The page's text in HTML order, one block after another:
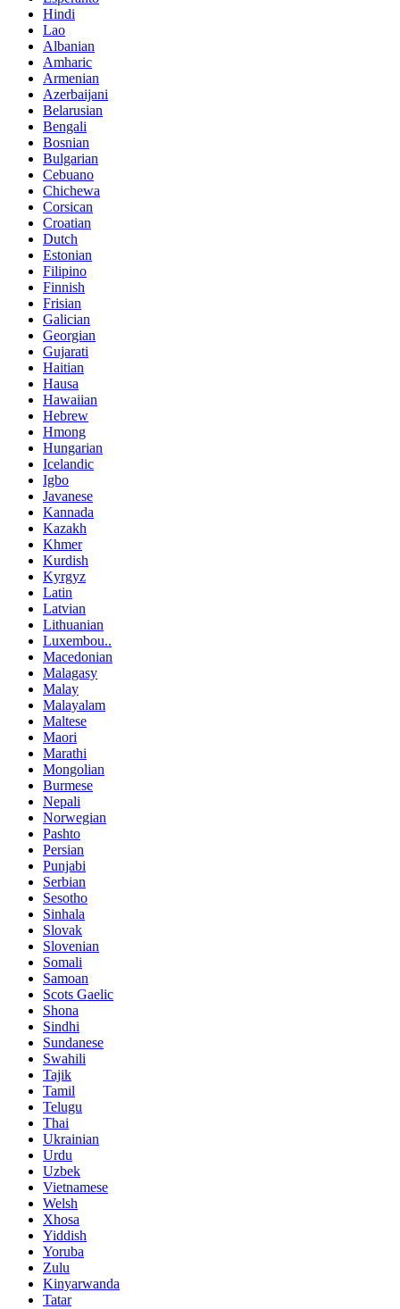
Hindi
Lao
Albanian
Amharic
Armenian
Azerbaijani
Belarusian
Bengali
Bosnian
Bulgarian
Cebuano
Chichewa
Corsican
Croatian
Dutch
Estonian
Filipino
Finnish
Frisian
Galician
Georgian
Gujarati
Haitian
Hausa
Hawaiian
Hebrew
Hmong
Hungarian
Icelandic
Igbo
Javanese
Kannada
Kazakh
Khmer
Kurdish
Kyrgyz
Latin
Latvian
Lithuanian
Luxembou..
Macedonian
Malagasy
Malay
Malayalam
Maltese
Maori
Marathi
Mongolian
Burmese
Nepali
Norwegian
Pashto
Persian
Punjabi
Serbian
Sesotho
Sinhala
Slovak
Slovenian
Somali
Samoan
Scots Gaelic
Shona
Sindhi
Sundanese
Swahili
Tajik
Tamil
Telugu
Thai
Ukrainian
Urdu
Uzbek
Vietnamese
Welsh
Xhosa
Yiddish
Yoruba
Zulu
Kinyarwanda
Tatar